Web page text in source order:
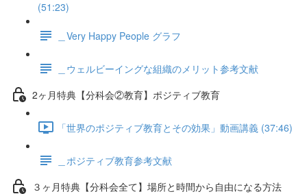
(51:23)
＿Very Happy People グラフ
＿ウェルビーイングな組織のメリット参考文献
2ヶ月特典【分科会②教育】ポジティブ教育
「世界のポジティブ教育とその効果」動画講義 (37:46)
＿ポジティブ教育参考文献
３ヶ月特典【分科会全て】場所と時間から自由になる方法